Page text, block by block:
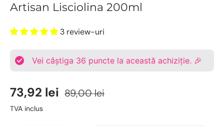
Artisan Lisciolina 200ml
3 review-uri
Vei câștiga 36 puncte la această achiziție. 🎉
73,92 lei 89,00 lei
TVA inclus